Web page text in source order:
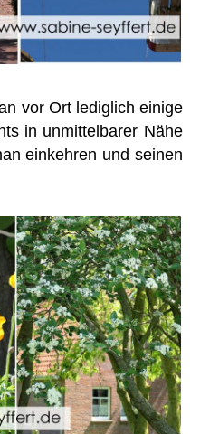
vor Ort lediglich einige
in unmittelbarer Nähe
einkehren und seinen